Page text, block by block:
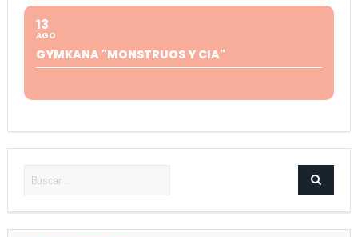
13
AGO
GYMKANA "MONSTRUOS Y CIA"